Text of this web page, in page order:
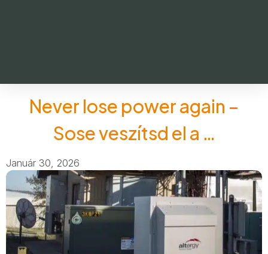
Never lose power again –
Sose veszítsd el a …
Január 30, 2026